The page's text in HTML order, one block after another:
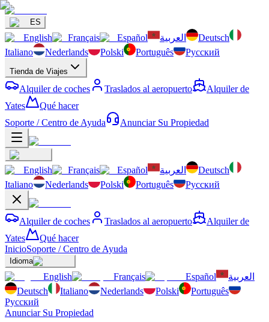
ES
English Français Español العربية
Deutsch
Italiano
Nederlands Polski Português Русский
Tienda de Viajes
Alquiler de coches Traslados al aeropuerto
Alquiler de
Yates
Qué hacer
Soporte / Centro de Ayuda
Anunciar Su Propiedad
English Français Español العربية
Deutsch
Italiano
Nederlands Polski Português Русский
Alquiler de coches Traslados al aeropuerto
Alquiler de
Yates
Qué hacer
InicioSoporte / Centro de Ayuda
Idioma
English Français Español
العربية
Deutsch
Italiano Nederlands Polski
Português
Русский
Anunciar Su Propiedad